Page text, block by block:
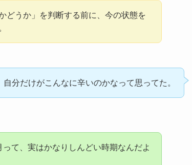
どうか」を判断する前に、今の状態を
自分だけがこんなに辛いのかなって思ってた。
て、実はかなりしんどい時期なんだよ